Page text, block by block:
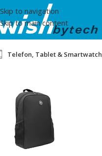
Skip to navigation
Skip to main content
Telefon, Tablet & Smartwatch